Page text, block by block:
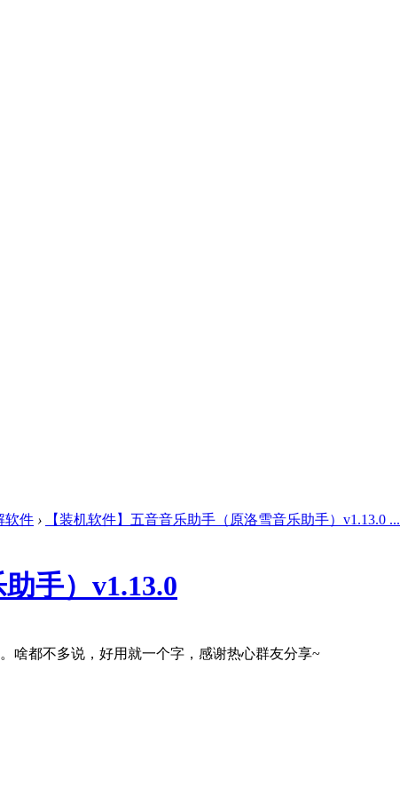
软件 ›
【装机软件】五音音乐助手（原洛雪音乐助手）v1.13.0 ...
手）v1.13.0
啥都不多说，好用就一个字，感谢热心群友分享~